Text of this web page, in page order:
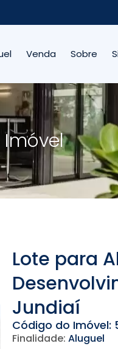
Venda Sobre
Lote para
Jundiaí
Código do Imóvel:
Finalidade: Aluguel